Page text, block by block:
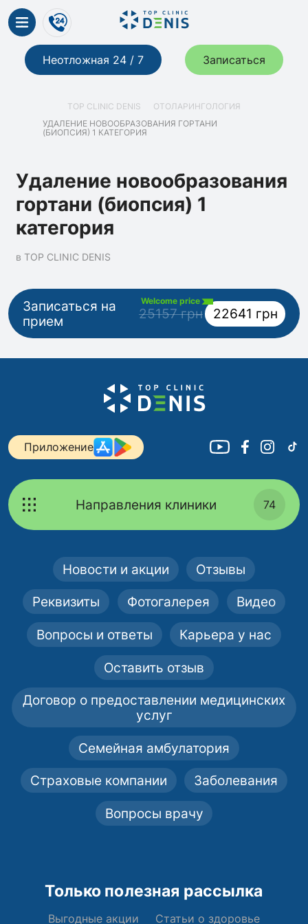
Неотложная 24 / 7 Записаться
TOP CLINIC DENIS
ОТОЛАРИНГОЛОГИЯ
УДАЛЕНИЕ НОВООБРАЗОВАНИЯ ГОРТАНИ
(БИОПСИЯ) 1 КАТЕГОРИЯ
Удаление новообразования
гортани (биопсия) 1
категория
в TOP CLINIC DENIS
Записаться на
прием
Welcome price
25157 грн 22641 грн
Приложение
Направления клиники 74
Новости и акции Отзывы
Реквизиты Фотогалерея Видео
Вопросы и ответы Карьера у нас
Оставить отзыв
Договор о предоставлении медицинских
услуг
Семейная амбулатория
Страховые компании Заболевания
Вопросы врачу
Только полезная рассылка
Выгодные акции Статьи о здоровье